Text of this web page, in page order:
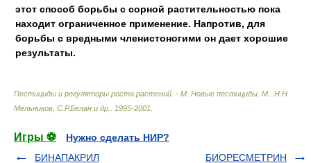
этот способ борьбы с сорной растительностью пока
находит ограниченное применение. Напротив, для
борьбы с вредными членистоногими он дает хорошие
результаты.
Пестициды и регуляторы роста растений. - М. Новые пестициды. М.
Н.Н
Мельников, С.Р.Белан и др.
1995-2001
Игры ⚽
Нужно сделать НИР?
БИНАПАКРИЛ
БИОРЕСМЕТРИН